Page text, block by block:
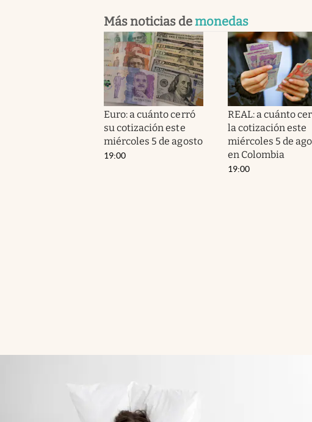
Más noticias demonedas
Euro: a cuánto cerró
su cotización este
miércoles 5 de agosto
19:00
REAL: a cuánto
la cotización este
miércoles 5 de
en Colombia
19:00